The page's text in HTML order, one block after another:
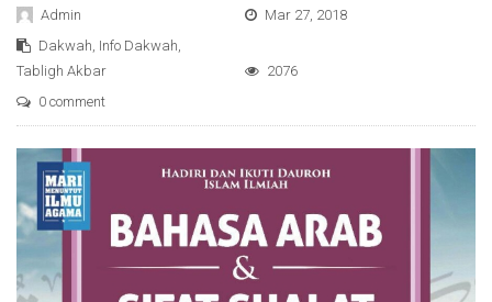
Admin
Mar 27, 2018
Dakwah Info Dakwah
Tabligh Akbar
2076
0 comment